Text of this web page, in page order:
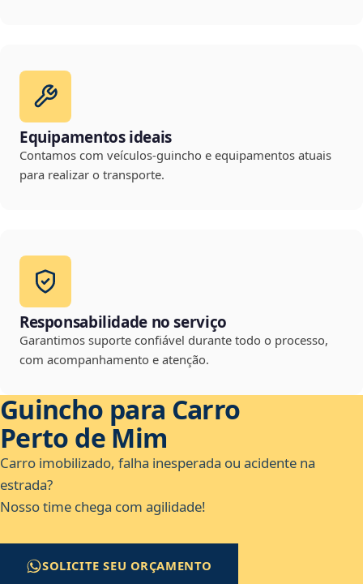
Equipamentos ideais
Contamos com veículos-guincho e equipamentos atuais
para realizar o transporte.
Responsabilidade no serviço
Garantimos suporte confiável durante todo o processo,
com acompanhamento e atenção.
Guincho para Carro
Perto de Mim
Carro imobilizado, falha inesperada ou acidente na
estrada?
Nosso time chega com agilidade!
SOLICITE SEU ORÇAMENTO